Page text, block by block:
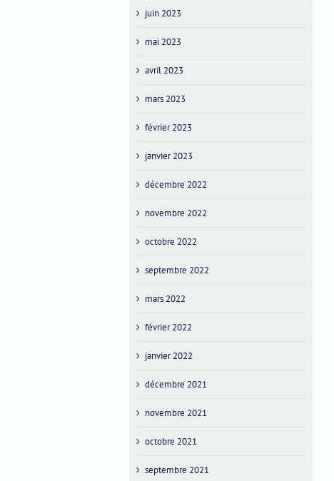
juin 2023
mai 2023
avril 2023
mars 2023
février 2023
janvier 2023
décembre 2022
novembre 2022
octobre 2022
septembre 2022
mars 2022
février 2022
janvier 2022
décembre 2021
novembre 2021
octobre 2021
septembre 2021